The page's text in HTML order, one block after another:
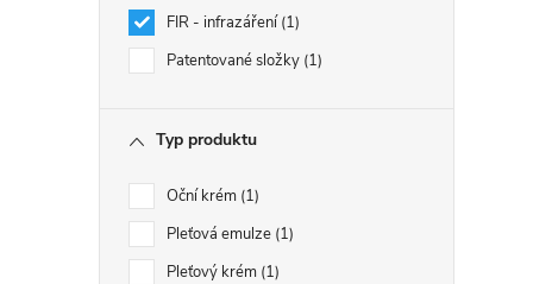
FIR - infrazáření 1
Patentované složky 1
Typ produktu
Oční krém 1
Pleťová emulze 1
Pleťový krém 1